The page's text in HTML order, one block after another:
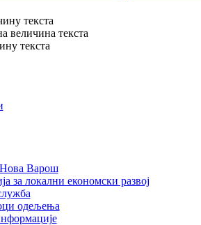
Варош
за локални економски развој
одељења